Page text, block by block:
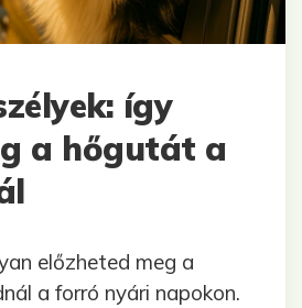
így
a hőgutát a
előzheted meg a
a forró nyári napokon.